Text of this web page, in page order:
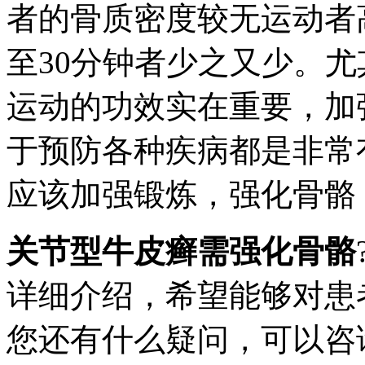
者的骨质密度较无运动
至30分钟者少之又少。
运动的功效实在重要，
于预防各种疾病都是非
应该加强锻炼，强化骨
关节型牛皮癣需强化骨骼
详细介绍，希望能够对
您还有什么疑问，可以